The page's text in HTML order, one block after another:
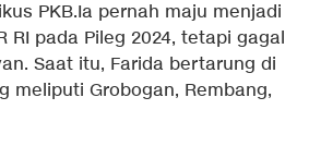
PKB.Ia pernah maju menjadi
RI pada Pileg 2024, tetapi gagal
Saat itu, Farida bertarung di
meliputi Grobogan, Rembang,